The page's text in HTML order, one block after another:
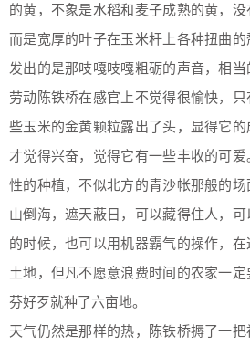
的黄，不象是水稻和麦子成熟的黄，没
而是宽厚的叶子在玉米杆上各种扭曲
发出的是那吱嘎吱嘎粗砺的声音，相
劳动陈铁桥在感官上不觉得很愉快，
些玉米的金黄颗粒露出了头，显得它
才觉得兴奋，觉得它有一些丰收的可
性的种植，不似北方的青沙帐那般的
山倒海，遮天蔽日，可以藏得住人，
的时候，也可以用机器霸气的操作，
土地，但凡不愿意浪费时间的农家一
芬好歹就种了六亩地。
天气仍然是那样的热，陈铁桥搙了一